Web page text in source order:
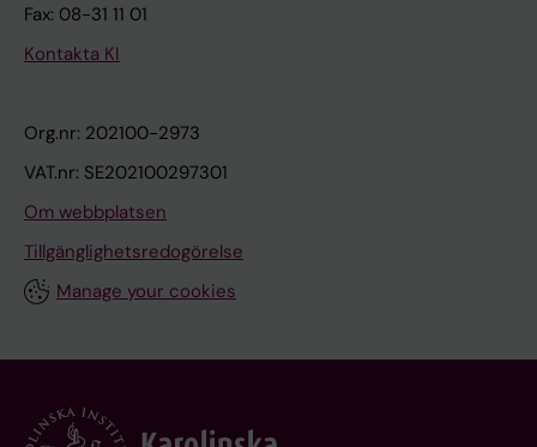
Fax: 08-31 11 01
Kontakta KI
Org.nr: 202100-2973
VAT.nr: SE202100297301
Om webbplatsen
Tillgänglighetsredogörelse
Manage your cookies